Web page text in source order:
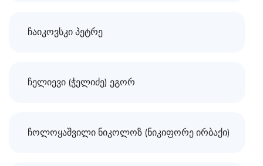
ჩაიკოვსკი პეტრე
ჩელიევი (ჭელიძე) ეგორ
ჩოლოყაშვილი ნიკოლოზ (ნიკიფორე ირბაქი)